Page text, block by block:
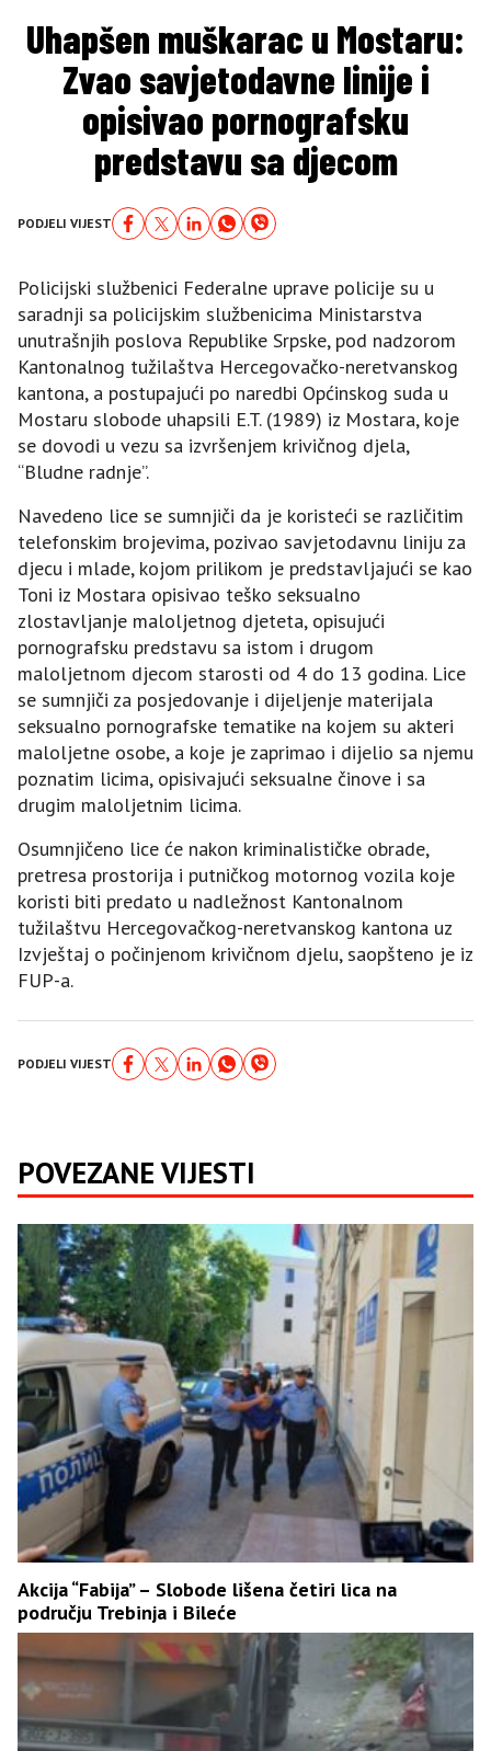
Uhapšen muškarac u Mostaru:
Zvao savjetodavne linije i
opisivao pornografsku
predstavu sa djecom
PODJELI VIJEST
Policijski službenici Federalne uprave policije su u
saradnji sa policijskim službenicima Ministarstva
unutrašnjih poslova Republike Srpske, pod nadzorom
Kantonalnog tužilaštva Hercegovačko-neretvanskog
kantona, a postupajući po naredbi Općinskog suda u
Mostaru slobode uhapsili E.T. (1989) iz Mostara, koje
se dovodi u vezu sa izvršenjem krivičnog djela,
“Bludne radnje”.
Navedeno lice se sumnjiči da je koristeći se različitim
telefonskim brojevima, pozivao savjetodavnu liniju za
djecu i mlade, kojom prilikom je predstavljajući se kao
Toni iz Mostara opisivao teško seksualno
zlostavljanje maloljetnog djeteta, opisujući
pornografsku predstavu sa istom i drugom
maloljetnom djecom starosti od 4 do 13 godina. Lice
se sumnjiči za posjedovanje i dijeljenje materijala
seksualno pornografske tematike na kojem su akteri
maloljetne osobe, a koje je zaprimao i dijelio sa njemu
poznatim licima, opisivajući seksualne činove i sa
drugim maloljetnim licima.
Osumnjičeno lice će nakon kriminalističke obrade,
pretresa prostorija i putničkog motornog vozila koje
koristi biti predato u nadležnost Kantonalnom
tužilaštvu Hercegovačkog-neretvanskog kantona uz
Izvještaj o počinjenom krivičnom djelu, saopšteno je iz
FUP-a.
PODJELI VIJEST
POVEZANE VIJESTI
Akcija “Fabija” – Slobode lišena četiri lica na
području Trebinja i Bileće